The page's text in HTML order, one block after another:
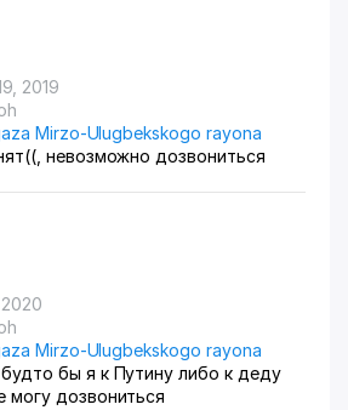
2019
Mirzo-Ulugbekskogo rayona
невозможно дозвониться
Mirzo-Ulugbekskogo rayona
бы я к Путину либо к деду
могу дозвониться